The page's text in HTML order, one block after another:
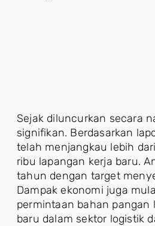
Sejak diluncurkan secara
signifikan. Berdasarkan
telah menjangkau lebih
ribu lapangan kerja baru.
tahun dengan target
Dampak ekonomi juga
permintaan bahan pangan
baru dalam sektor logistik